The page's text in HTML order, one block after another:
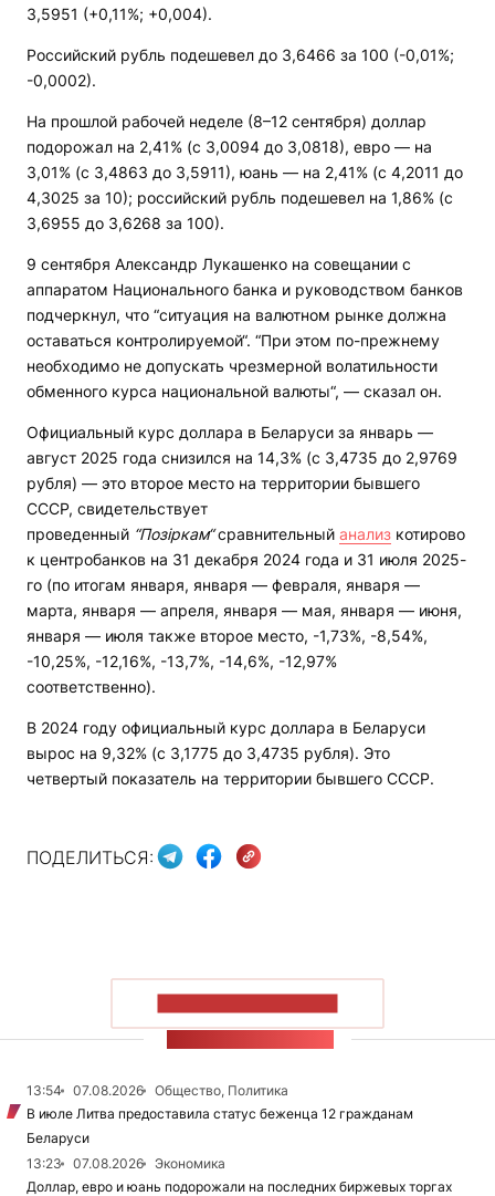
3,5951 (+0,11%; +0,004).
Российский рубль подешевел до 3,6466 за 100 (-0,01%;
-0,0002).
На прошлой рабочей неделе (8–12 сентября) доллар
подорожал на 2,41% (с 3,0094 до 3,0818), евро — на
3,01% (с 3,4863 до 3,5911), юань — на 2,41% (с 4,2011 до
4,3025 за 10); российский рубль подешевел на 1,86% (с
3,6955 до 3,6268 за 100).
9 сентября Александр Лукашенко на совещании с
аппаратом Национального банка и руководством банков
подчеркнул, что “ситуация на валютном рынке должна
оставаться контролируемой“. “При этом по-прежнему
необходимо не допускать чрезмерной волатильности
обменного курса национальной валюты“, — сказал он.
Официальный курс доллара в Беларуси за январь —
август 2025 года снизился на 14,3% (с 3,4735 до 2,9769
рубля) — это второе место на территории бывшего
СССР, свидетельствует
проведенный “Позіркам“сравнительный анализ котирово
к центробанков на 31 декабря 2024 года и 31 июля 2025-
го (по итогам января, января — февраля, января —
марта, января — апреля, января — мая, января — июня,
января — июля также второе место, -1,73%, -8,54%,
-10,25%, -12,16%, -13,7%, -14,6%, -12,97%
соответственно).
В 2024 году официальный курс доллара в Беларуси
вырос на 9,32% (с 3,1775 до 3,4735 рубля). Это
четвертый показатель на территории бывшего СССР.
ПОДЕЛИТЬСЯ:
13:54 07.08.2026
Общество, Политика
В июле Литва предоставила статус беженца 12 гражданам
Беларуси
13:23
07.08.2026
Экономика
Доллар, евро и юань подорожали на последних биржевых торгах